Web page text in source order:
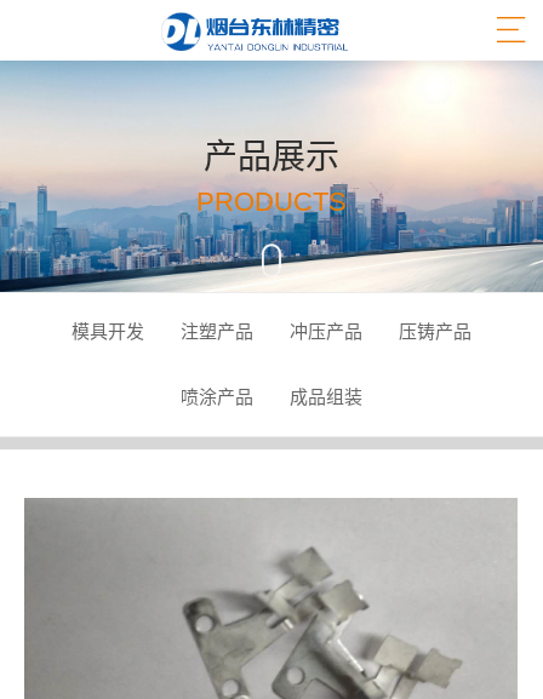
产品展示
PRODUCTS
模具开发 注塑产品 冲压产品 压铸产品
喷涂产品 成品组装